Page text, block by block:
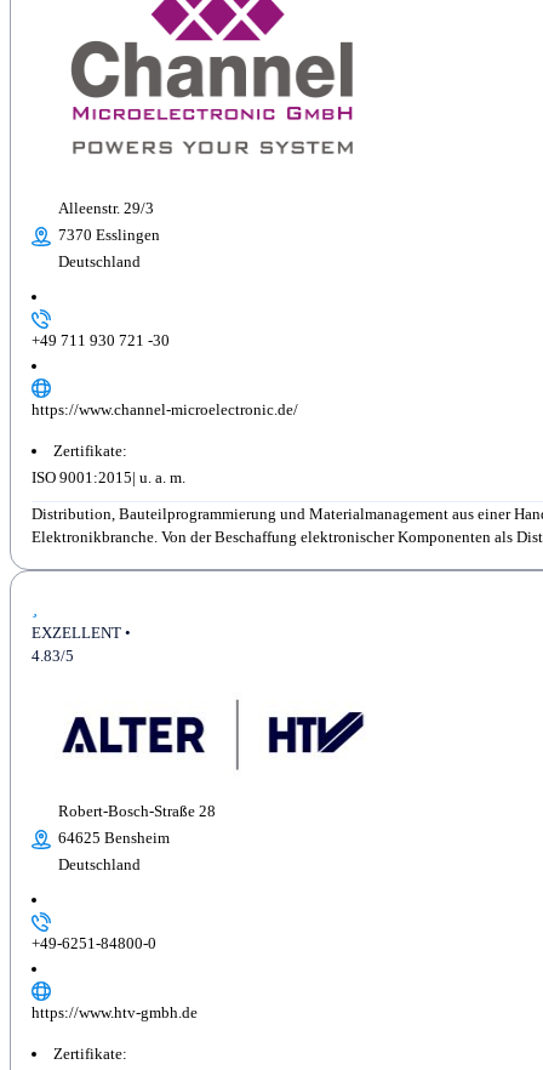
Alleenstr. 29/3
7370 Esslingen
Deutschland
+49 711 930 721 -30
https://www.channel-microelectronic.de/
Zertifikate:
ISO 9001:2015
Distribution, Bauteilprogrammierung und Materialmanagement aus einer
Elektronikbranche. Von der Beschaffung elektronischer Komponenten als
Robert-Bosch-Straße 28
64625 Bensheim
Deutschland
+49-6251-84800-0
https://www.htv-gmbh.de
Zertifikate:
EXZELLENT •
4.83/5